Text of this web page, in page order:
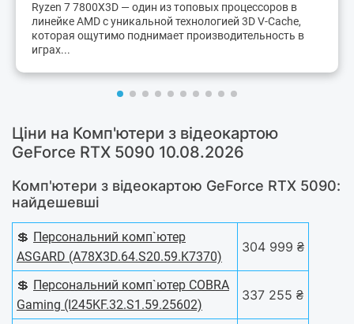
Ryzen 7 7800X3D — один из топовых процессоров в
линейке AMD с уникальной технологией 3D V-Cache,
которая ощутимо поднимает производительность в
играх...
Ціни на Комп'ютери з відеокартою
GeForce RTX 5090 10.08.2026
Комп'ютери з відеокартою GeForce RTX 5090:
найдешевші
💲 Персональний комп`ютер
ASGARD (A78X3D.64.S20.59.K7370)
304 999 ₴
💲 Персональний комп`ютер COBRA
Gaming (I245KF.32.S1.59.25602)
337 255 ₴